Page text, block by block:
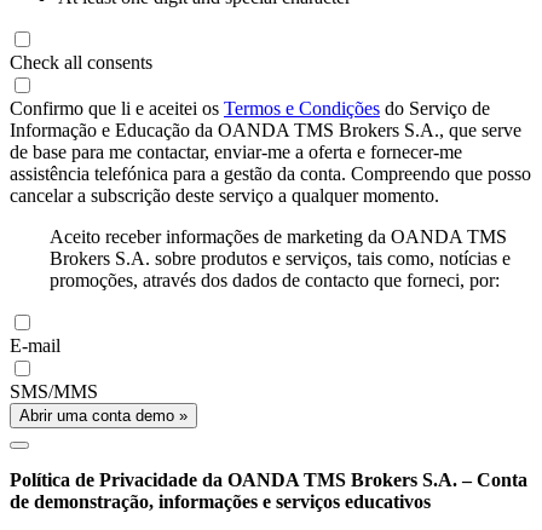
Check all consents
Confirmo que li e aceitei os Termos e Condições do Serviço de
Informação e Educação da OANDA TMS Brokers S.A., que serve
de base para me contactar, enviar-me a oferta e fornecer-me
assistência telefónica para a gestão da conta. Compreendo que posso
cancelar a subscrição deste serviço a qualquer momento.
Aceito receber informações de marketing da OANDA TMS
Brokers S.A. sobre produtos e serviços, tais como, notícias e
promoções, através dos dados de contacto que forneci, por:
E-mail
SMS/MMS
Abrir uma conta demo »
Política de Privacidade da OANDA TMS Brokers S.A. – Conta
de demonstração, informações e serviços educativos